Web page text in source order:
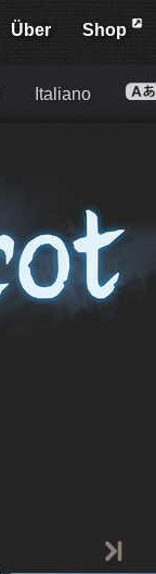
Über Shop
Italiano